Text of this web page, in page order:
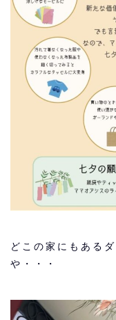
どこの家にもある
や・・・